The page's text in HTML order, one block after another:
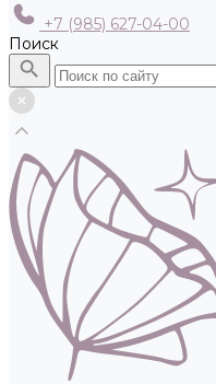
+7 (985) 627-04-00
Поиск